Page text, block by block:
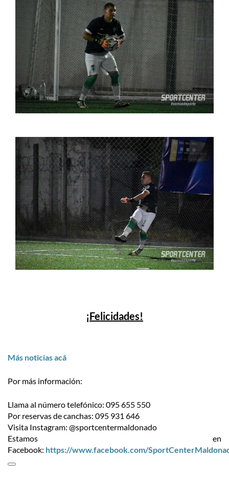
¡Felicidades!
Más noticias acá
Por más información:
Llama al número telefónico: 095 655 550
Por reservas de canchas: 095 931 646
Visita Instagram: @sportcentermaldonado
Estamos en
Facebook: https://www.facebook.com/